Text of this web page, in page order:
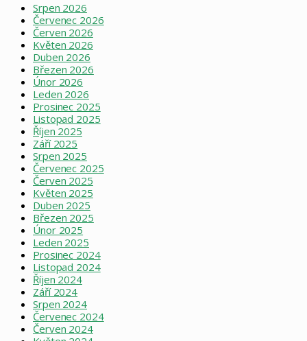
Srpen 2026
Červenec 2026
Červen 2026
Květen 2026
Duben 2026
Březen 2026
Únor 2026
Leden 2026
Prosinec 2025
Listopad 2025
Říjen 2025
Září 2025
Srpen 2025
Červenec 2025
Červen 2025
Květen 2025
Duben 2025
Březen 2025
Únor 2025
Leden 2025
Prosinec 2024
Listopad 2024
Říjen 2024
Září 2024
Srpen 2024
Červenec 2024
Červen 2024